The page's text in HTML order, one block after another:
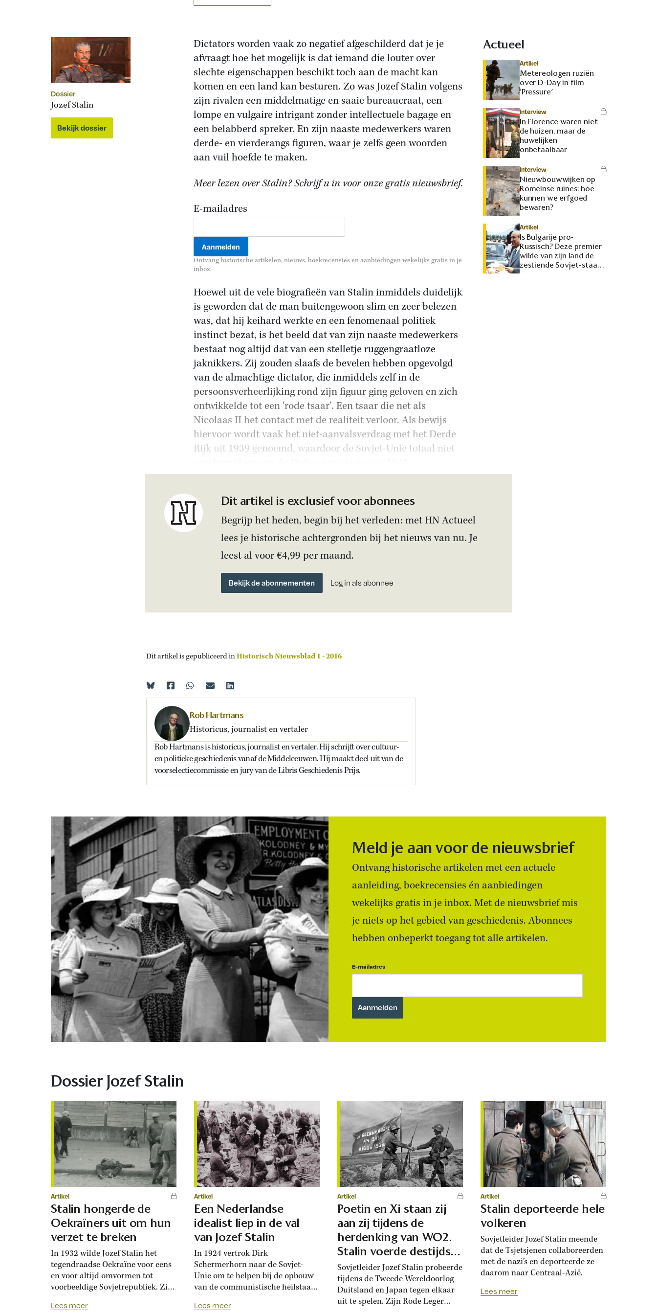
Dossier
Jozef Stalin
Bekijk dossier
Dictators worden vaak zo negatief afgeschilderd dat je je
afvraagt hoe het mogelijk is dat iemand die louter over
slechte eigenschappen beschikt toch aan de macht kan
komen en een land kan besturen. Zo was Jozef Stalin volgens
zijn rivalen een middelmatige en saaie bureaucraat, een
lompe en vulgaire intrigant zonder intellectuele bagage en
een belabberd spreker. En zijn naaste medewerkers waren
derde- en vierderangs figuren, waar je zelfs geen woorden
aan vuil hoefde te maken.
Meer lezen over Stalin? Schrijf u in voor onze gratis nieuwsbrief.
E-mailadres
Ontvang historische artikelen, nieuws, boekrecensies en aanbiedingen wekelijks gratis in je
inbox.
Hoewel uit de vele biografieën van Stalin inmiddels duidelijk
is geworden dat de man buitengewoon slim en zeer belezen
was, dat hij keihard werkte en een fenomenaal politiek
instinct bezat, is het beeld dat van zijn naaste medewerkers
bestaat nog altijd dat van een stelletje ruggengraatloze
jaknikkers. Zij zouden slaafs de bevelen hebben opgevolgd
van de almachtige dictator, die inmiddels zelf in de
persoonsverheerlijking rond zijn figuur ging geloven en zich
ontwikkelde tot een ‘rode tsaar’. Een tsaar die net als
Nicolaas II het contact met de realiteit verloor. Als bewijs
hiervoor wordt vaak het niet-aanvalsverdrag met het Derde
Rijk uit 1939 genoemd, waardoor de Sovjet-Unie totaal niet
Dit artikel is exclusief voor abonnees
Begrijp het heden, begin bij het verleden: met HN Actueel
lees je historische achtergronden bij het nieuws van nu. Je
leest al voor €4,99 per maand.
Bekijk de abonnementen Log in als abonnee
Actueel
Artikel
Metereologen ruziën
over D-Day in film
‘Pressure’
Interview
In Florence waren niet
de huizen, maar de
huwelijken
onbetaalbaar
Interview
Nieuwbouwwijken op
Romeinse ruïnes: hoe
kunnen we erfgoed
bewaren?
Artikel
Is Bulgarije pro-
Russisch? Deze premier
wilde van zijn land de
zestiende Sovjet-staat
maken
Dit artikel is gepubliceerd inHistorisch Nieuwsblad 1 - 2016
Rob Hartmans
Historicus, journalist en vertaler
Rob Hartmans is historicus, journalist en vertaler. Hij schrijft over cultuur-
en politieke geschiedenis vanaf de Middeleeuwen. Hij maakt deel uit van de
voorselectiecommissie en jury van de Libris Geschiedenis Prijs.
Meld je aan voor de nieuwsbrief
Ontvang historische artikelen met een actuele
aanleiding, boekrecensies én aanbiedingen
wekelijks gratis in je inbox. Met de nieuwsbrief mis
je niets op het gebied van geschiedenis. Abonnees
hebben onbeperkt toegang tot alle artikelen.
E-mailadres
Dossier Jozef Stalin
Artikel
Stalin hongerde de
Oekraïners uit om hun
verzet te breken
In 1932 wilde Jozef Stalin het
tegendraadse Oekraïne voor eens
en voor altijd omvormen tot
voorbeeldige Sovjetrepubliek. Zijn
zuiveringen en een door
Lees meer
Artikel
Een Nederlandse
idealist liep in de val
van Jozef Stalin
In 1924 vertrok Dirk
Schermerhorn naar de Sovjet-
Unie om te helpen bij de opbouw
van de communistische heilstaat.
elite. Tot de paranoïde
Lees meer
Artikel
Poetin en Xi staan zij
aan zij tijdens de
herdenking van WO2.
Stalin voerde destijds
een sluwe strategie in
Azië
Sovjetleider Jozef Stalin probeerde
tijdens de Tweede Wereldoorlog
Duitsland en Japan tegen elkaar
uit te spelen. Zijn Rode Leger
Artikel
Stalin deporteerde hele
volkeren
Sovjetleider Jozef Stalin meende
dat de Tsjetsjenen collaboreerden
met de nazi’s en deporteerde ze
daarom naar Centraal-Azië.
Lees meer